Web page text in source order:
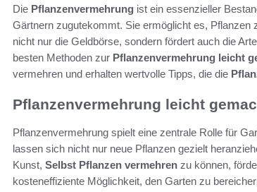
Die Pflanzenvermehrung ist ein essenzieller
Gärtnern zugutekommt. Sie ermöglicht es,
nicht nur die Geldbörse, sondern fördert auch die
besten Methoden zur Pflanzenvermehrung leicht
vermehren und erhalten wertvolle Tipps, die die
Pflanzenvermehrung leicht
Pflanzenvermehrung spielt eine zentrale Rolle für
lassen sich nicht nur neue Pflanzen gezielt
Kunst, Selbst Pflanzen vermehren zu können,
kosteneffiziente Möglichkeit, den Garten zu